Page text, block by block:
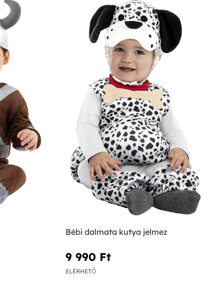
Bébi dalmata kutya jelmez
9 990 Ft‎
ELÉRHETŐ